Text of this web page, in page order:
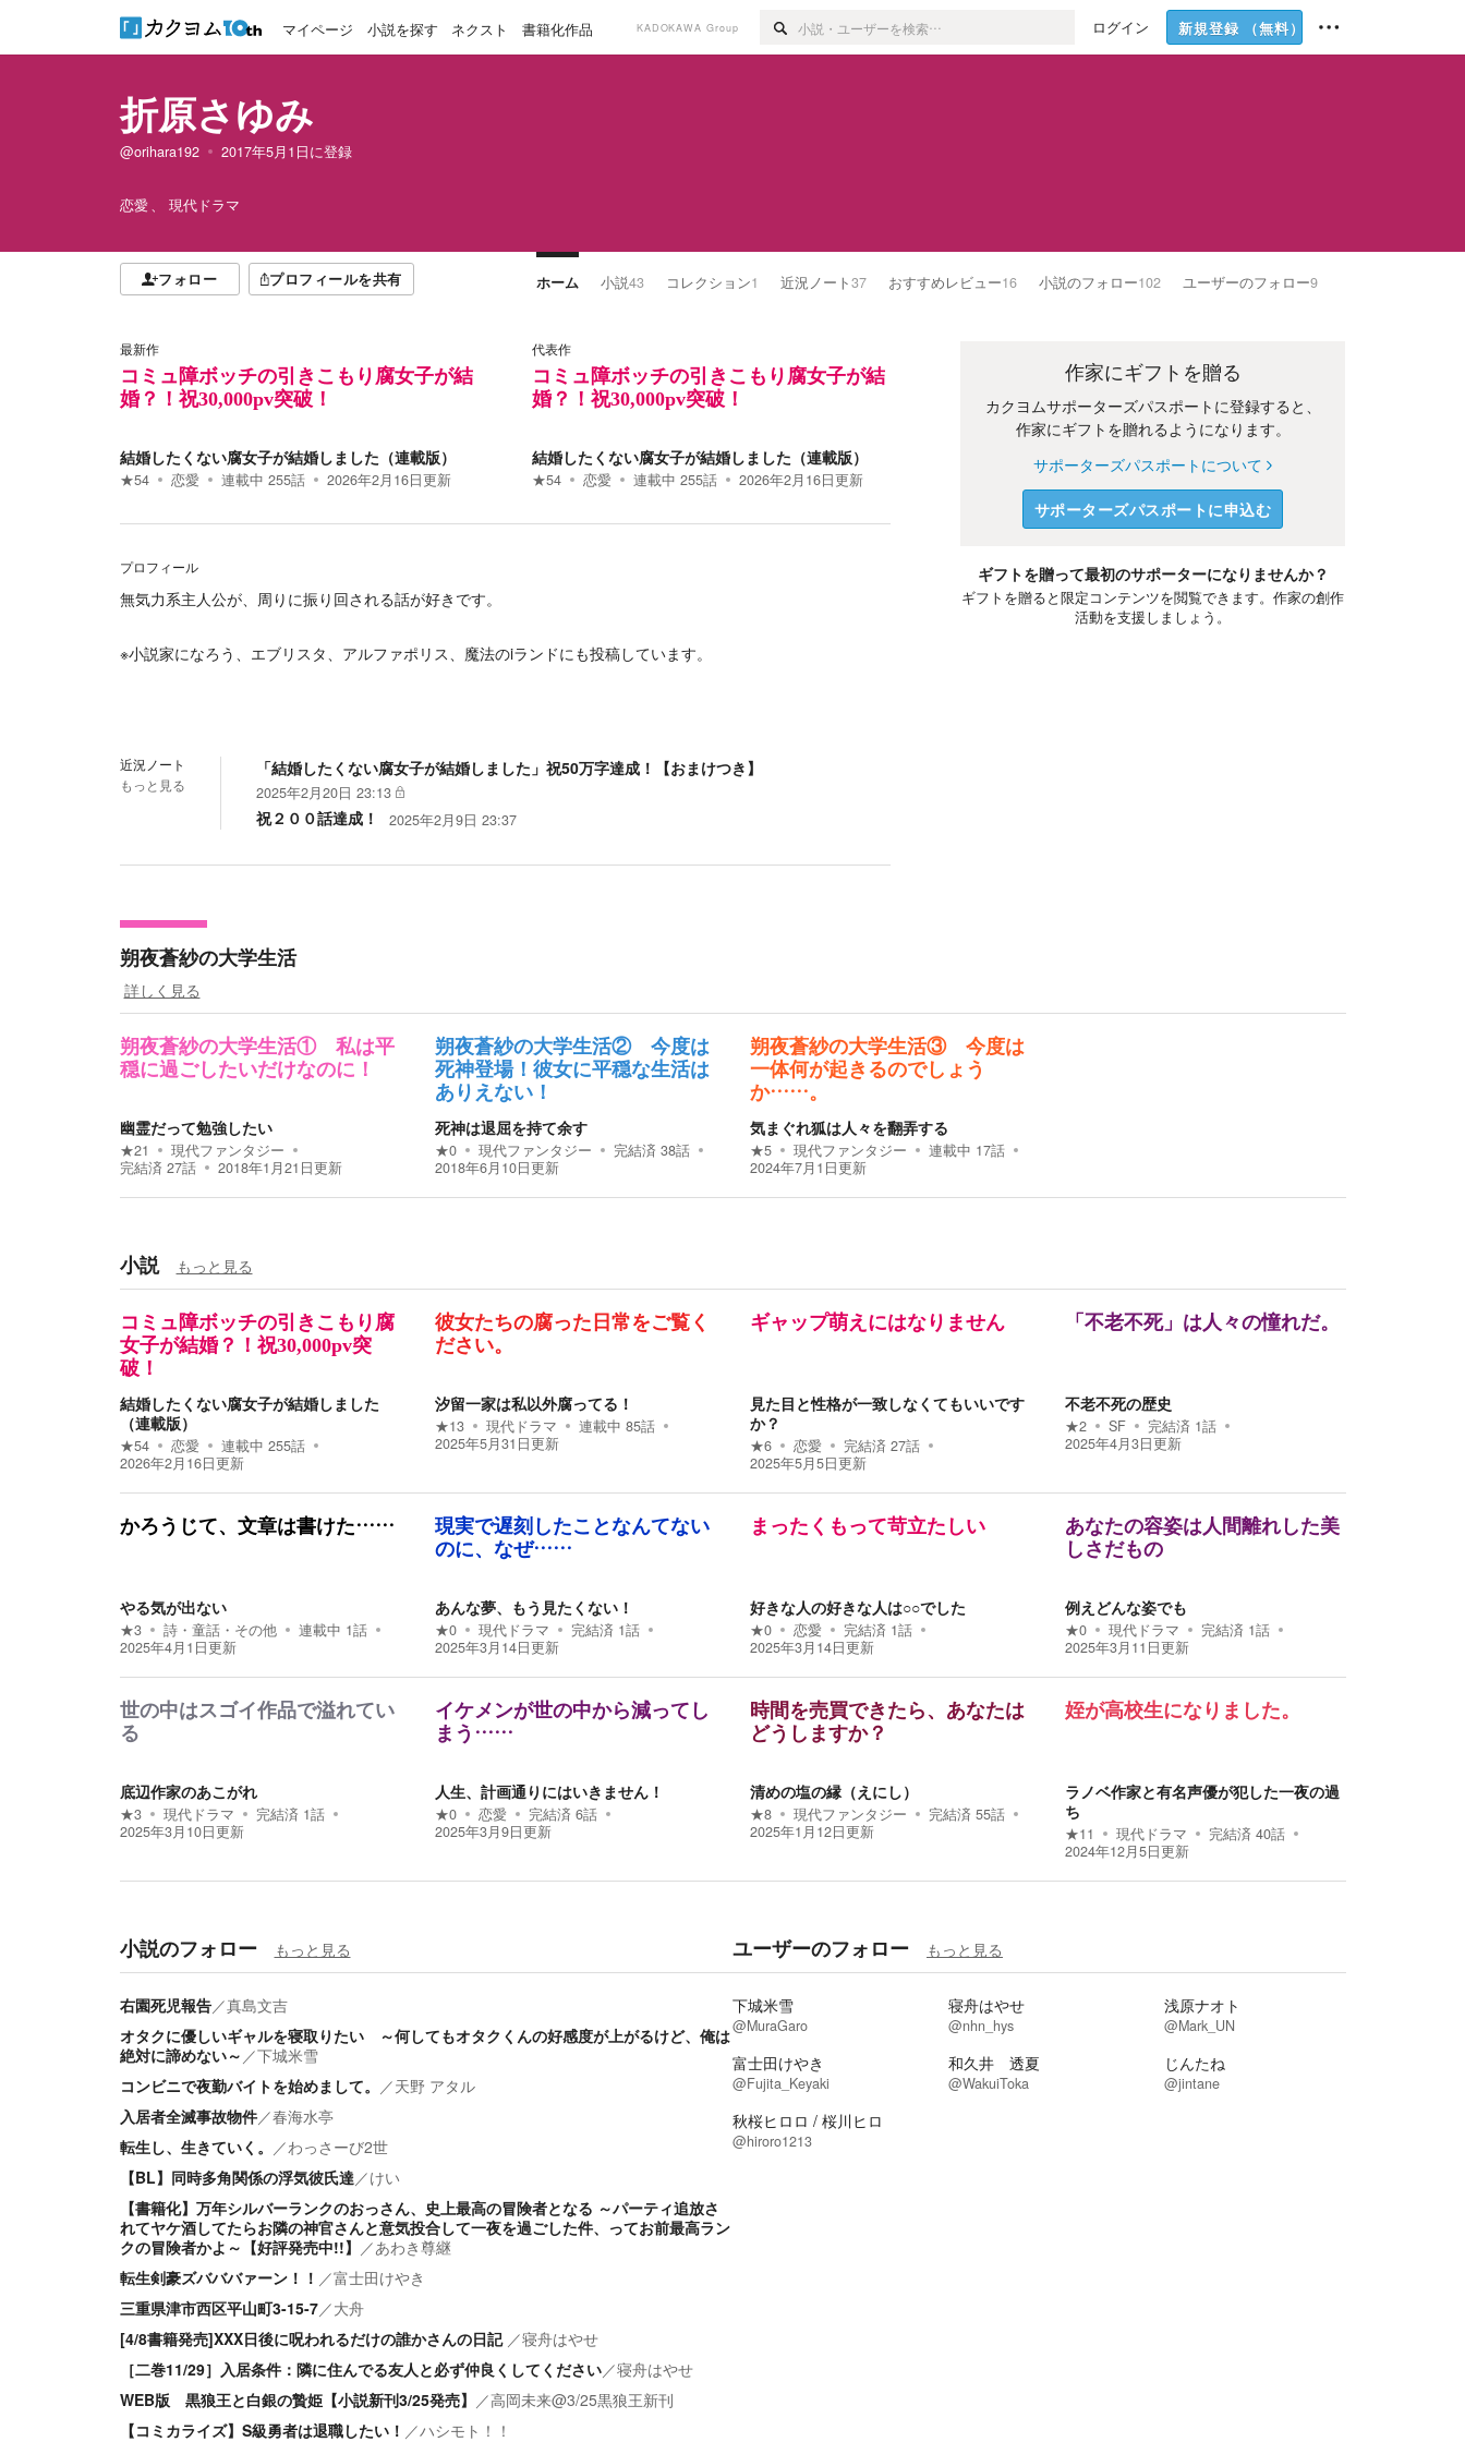
マイページ 小説を探す ネクスト 書籍化作品 KADOKAWA Group ログイン 新規登録 （無料）
折原さゆみ
@orihara192 2017年5月1日に登録
恋愛 現代ドラマ
フォロー プロフィールを共有 ホーム 小説43 コレクション1 近況ノート37 おすすめレビュー16 小説のフォロー102 ユーザーのフォロー9
最新作
コミュ障ボッチの引きこもり腐女子が結
婚？！祝30,000pv突破！
結婚したくない腐女子が結婚しました（連載版）
★54 恋愛 連載中 255話 2026年2月16日更新
代表作
コミュ障ボッチの引きこもり腐女子が結
婚？！祝30,000pv突破！
結婚したくない腐女子が結婚しました（連載版）
★54 恋愛 連載中 255話 2026年2月16日更新
プロフィール
無気力系主人公が、周りに振り回される話が好きです。
※小説家になろう、エブリスタ、アルファポリス、魔法のiランドにも投稿しています。
近況ノート
もっと見る
「結婚したくない腐女子が結婚しました」祝50万字達成！【おまけつき】
2025年2月20日 23:13
祝２００話達成！ 2025年2月9日 23:37
作家にギフトを贈る
カクヨムサポーターズパスポートに登録すると、
作家にギフトを贈れるようになります。
サポーターズパスポートについて
サポーターズパスポートに申込む
ギフトを贈って最初のサポーターになりませんか？
ギフトを贈ると限定コンテンツを閲覧できます。作家の創作
活動を支援しましょう。
朔夜蒼紗の大学生活
詳しく見る
朔夜蒼紗の大学生活① 私は平
穏に過ごしたいだけなのに！
幽霊だって勉強したい
★21
現代ファンタジー
完結済 27話 2018年1月21日更新
朔夜蒼紗の大学生活② 今度は
死神登場！彼女に平穏な生活は
ありえない！
死神は退屈を持て余す
★0 現代ファンタジー 完結済 38話
2018年6月10日更新
朔夜蒼紗の大学生活③ 今度は
一体何が起きるのでしょう
か……。
気まぐれ狐は人々を翻弄する
★5 現代ファンタジー 連載中 17話
2024年7月1日更新
小説 もっと見る
コミュ障ボッチの引きこもり腐
女子が結婚？！祝30,000pv突
破！
結婚したくない腐女子が結婚しました
（連載版）
★54 恋愛 連載中 255話
2026年2月16日更新
彼女たちの腐った日常をご覧く
ださい。
汐留一家は私以外腐ってる！
★13 現代ドラマ 連載中 85話
2025年5月31日更新
ギャップ萌えにはなりません
見た目と性格が一致しなくてもいいです
か？
★6 恋愛 完結済 27話
2025年5月5日更新
「不老不死」は人々の憧れだ。
不老不死の歴史
★2 SF 完結済 1話
2025年4月3日更新
かろうじて、文章は書けた……
やる気が出ない
★3 詩・童話・その他 連載中 1話
2025年4月1日更新
現実で遅刻したことなんてない
のに、なぜ……
あんな夢、もう見たくない！
★0 現代ドラマ 完結済 1話
2025年3月14日更新
まったくもって苛立たしい
好きな人の好きな人は○○でした
★0 恋愛 完結済 1話
2025年3月14日更新
あなたの容姿は人間離れした美
しさだもの
例えどんな姿でも
★0 現代ドラマ 完結済 1話
2025年3月11日更新
世の中はスゴイ作品で溢れてい
る
底辺作家のあこがれ
★3 現代ドラマ 完結済 1話
2025年3月10日更新
イケメンが世の中から減ってし
まう……
人生、計画通りにはいきません！
★0 恋愛 完結済 6話
2025年3月9日更新
時間を売買できたら、あなたは
どうしますか？
清めの塩の縁（えにし）
★8 現代ファンタジー 完結済 55話
2025年1月12日更新
姪が高校生になりました。
ラノベ作家と有名声優が犯した一夜の過
ち
★11 現代ドラマ 完結済 40話
2024年12月5日更新
小説のフォロー もっと見る
右園死児報告／真島文吉
オタクに優しいギャルを寝取りたい ～何してもオタクくんの好感度が上がるけど、俺は
絶対に諦めない～ ／下城米雪
コンビニで夜勤バイトを始めまして。 ／天野 アタル
入居者全滅事故物件／春海水亭
転生し、生きていく。 ／わっさーび2世
【BL】同時多角関係の浮気彼氏達／けい
【書籍化】万年シルバーランクのおっさん、史上最高の冒険者となる ～パーティ追放さ
れてヤケ酒してたらお隣の神官さんと意気投合して一夜を過ごした件、ってお前最高ラン
クの冒険者かよ～【好評発売中!!】 ／あわき尊継
転生剣豪ズバババァーン！！ ／富士田けやき
三重県津市西区平山町3-15-7／大舟
[4/8書籍発売]XXX日後に呪われるだけの誰かさんの日記 ／寝舟はやせ
［二巻11/29］入居条件：隣に住んでる友人と必ず仲良くしてください／寝舟はやせ
WEB版 黒狼王と白銀の贄姫【小説新刊3/25発売】 ／高岡未来@3/25黒狼王新刊
【コミカライズ】S級勇者は退職したい！ ／ハシモト！！
ユーザーのフォロー もっと見る
下城米雪
@MuraGaro
寝舟はやせ
@nhn_hys
浅原ナオト
@Mark_UN
富士田けやき
@Fujita_Keyaki
和久井 透夏
@WakuiToka
じんたね
@jintane
秋桜ヒロロ / 桜川ヒロ
@hiroro1213